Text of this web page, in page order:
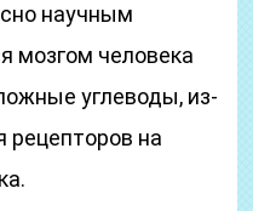
научным
мозгом человека
углеводы, из-
рецепторов на